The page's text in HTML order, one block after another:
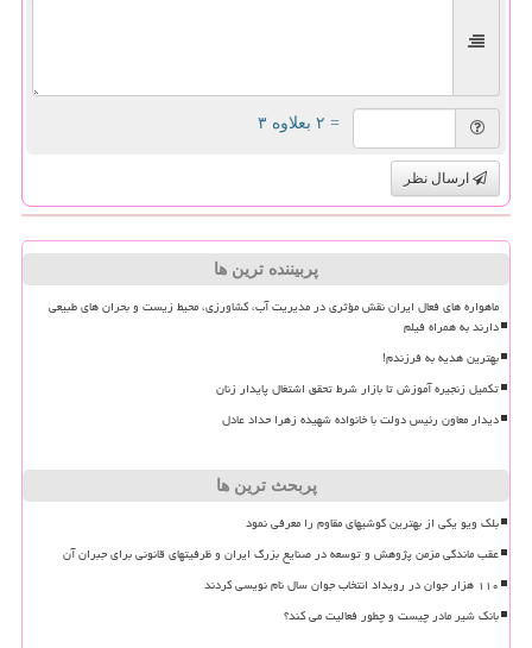
= ۲ بعلاوه ۳
ارسال نظر
پربیننده ترین ها
ماهواره های فعال ایران نقش مؤثری در مدیریت آب، کشاورزی، محیط زیست و بحران های طبیعی
دارند به همراه فیلم
بهترین هدیه به فرزندم!
تکمیل زنجیره آموزش تا بازار شرط تحقق اشتغال پایدار زنان
دیدار معاون رئیس دولت با خانواده شهیده زهرا حداد عادل
پربحث ترین ها
بلک ویو یکی از بهترین گوشیهای مقاوم را معرفی نمود
عقب ماندگی مزمن پژوهش و توسعه در صنایع بزرگ ایران و ظرفیتهای قانونی برای جبران آن
۱۱۰ هزار جوان در رویداد انتخاب جوان سال نام نویسی کردند
بانک شیر مادر چیست و چطور فعالیت می کند؟